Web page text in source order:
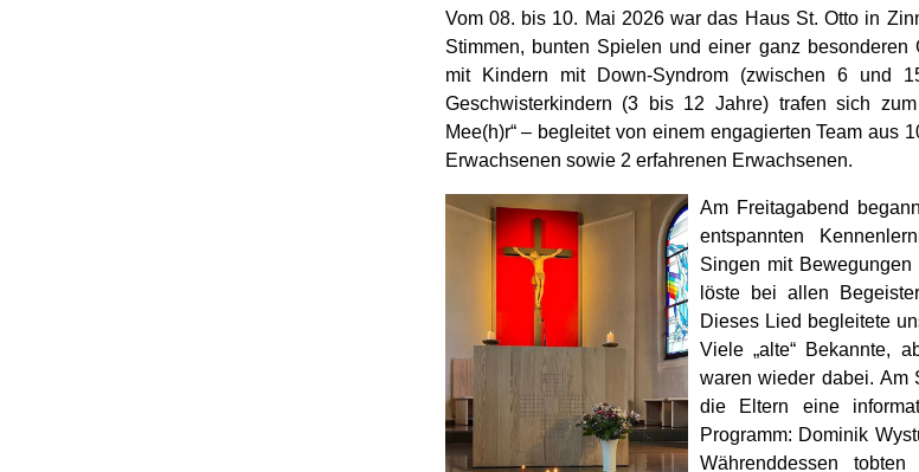
Vom 08. bis 10. Mai 2026 war das Haus St. Otto in
Stimmen, bunten Spielen und einer ganz besonderen
mit Kindern mit Down-Syndrom (zwischen 6 und
Geschwisterkindern (3 bis 12 Jahre) trafen sich
Mee(h)r“ – begleitet von einem engagierten Team aus
Erwachsenen sowie 2 erfahrenen Erwachsenen.
Am Freitagabend
entspannten
Singen mit Bewegungen
löste bei allen
Dieses Lied begleitete
Viele „alte“ Bekannte,
waren wieder dabei. Am
die Eltern eine
Programm: Dominik
Währenddessen